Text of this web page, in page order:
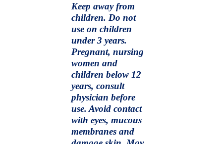
Keep away from
children. Do not
use on children
under 3 years.
Pregnant, nursing
women and
children below 12
years, consult
physician before
use. Avoid contact
with eyes, mucous
membranes and